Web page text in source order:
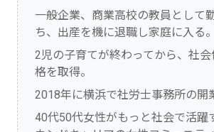
一般企業、商業高校の教員として
ち、出産を機に退職し家庭に入る。
2児の子育てが終わってから、社
格を取得。
2018年に横浜で社労士事務所の開
40代50代女性がもっと社会で活躍